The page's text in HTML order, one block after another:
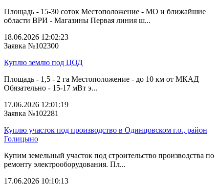
Площадь - 15-30 соток Местоположение - МО и ближайшие
области ВРИ - Магазины Первая линия ш...
18.06.2026 12:02:23
Заявка №102300
Куплю землю под ЦОД
Площадь - 1,5 - 2 га Местоположение - до 10 км от МКАД
Обязательно - 15-17 мВт э...
17.06.2026 12:01:19
Заявка №102281
Куплю участок под производство в Одинцовском г.о., район
Голицыно
Купим земельный участок под строительство производства по
ремонту электрооборудования. Пл...
17.06.2026 10:10:13